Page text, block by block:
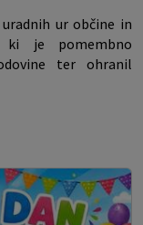
ur občine in
ki je pomembno
ter ohranil